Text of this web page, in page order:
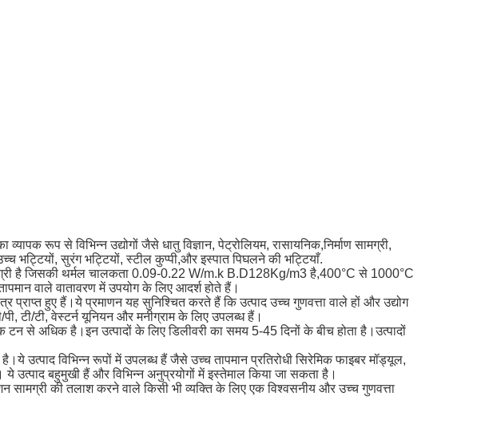
रूप से विभिन्न उद्योगों जैसे धातु विज्ञान, पेट्रोलियम, रासायनिक,निर्माण सामग्री,
भट्टियों, सुरंग भट्टियों, स्टील कुप्पी,और इस्पात पिघलने की भट्टियाँ.
है जिसकी थर्मल चालकता 0.09-0.22 W/m.k B.D128Kg/m3 है,400°C से 1000°C
वाले वातावरण में उपयोग के लिए आदर्श होते हैं।
हुए हैं।ये प्रमाणन यह सुनिश्चित करते हैं कि उत्पाद उच्च गुणवत्ता वाले हों और उद्योग
टी/टी, वेस्टर्न यूनियन और मनीग्राम के लिए उपलब्ध हैं।
से अधिक है।इन उत्पादों के लिए डिलीवरी का समय 5-45 दिनों के बीच होता है।उत्पादों
उत्पाद विभिन्न रूपों में उपलब्ध हैं जैसे उच्च तापमान प्रतिरोधी सिरेमिक फाइबर मॉड्यूल,
बहुमुखी हैं और विभिन्न अनुप्रयोगों में इस्तेमाल किया जा सकता है।
सामग्री की तलाश करने वाले किसी भी व्यक्ति के लिए एक विश्वसनीय और उच्च गुणवत्ता